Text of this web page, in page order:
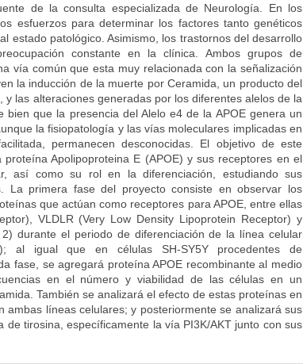
de la consulta especializada de Neurología. En los
esfuerzos para determinar los factores tanto genéticos
estado patológico. Asimismo, los trastornos del desarrollo
constante en la clínica. Ambos grupos de
vía común que esta muy relacionada con la señalización
la inducción de la muerte por Ceramida, un producto del
las alteraciones generadas por los diferentes alelos de la
bien que la presencia del Alelo e4 de la APOE genera un
la fisiopatología y las vías moleculares implicadas en
permanecen desconocidas. El objetivo de este
Apolipoproteina E (APOE) y sus receptores en el
así como su rol en la diferenciación, estudiando sus
La primera fase del proyecto consiste en observar los
que actúan como receptores para APOE, entre ellas
VLDLR (Very Low Density Lipoprotein Receptor) y
durante el periodo de diferenciación de la línea celular
al igual que en células SH-SY5Y procedentes de
fase, se agregará proteína APOE recombinante al medio
en el número y viabilidad de las células en un
También se analizará el efecto de estas proteínas en
ambas líneas celulares; y posteriormente se analizará sus
de tirosina, específicamente la vía PI3K/AKT junto con sus